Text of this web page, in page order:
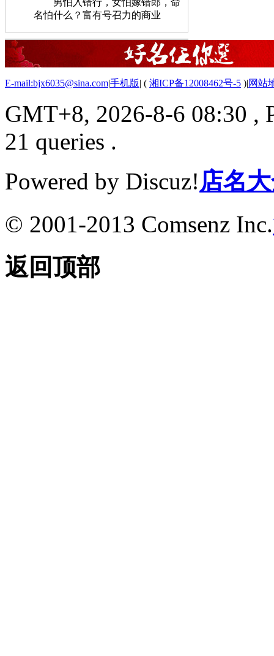
男怕入错行，女怕嫁错郎，命
名怕什么？富有号召力的商业
E-mail:bjx6035@sina.com|手机版| ( 湘ICP备12008462号-5 )|网站
GMT+8, 2026-8-6 08:30 ,
21 queries .
Powered by Discuz!店名
© 2001-2013 Comsenz Inc.
返回顶部